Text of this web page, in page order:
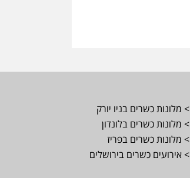
> מלונות כשרים בניו יורק
> מלונות כשרים בלונדון
> מלונות כשרים בפריז
> אירועים כשרים בירושלים